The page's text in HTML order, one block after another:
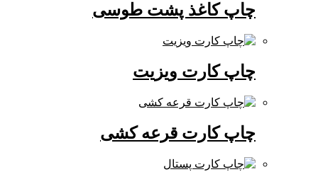
چاپ کاغذ پشت طوسی
چاپ کارت ویزیت
چاپ کارت قرعه کشی